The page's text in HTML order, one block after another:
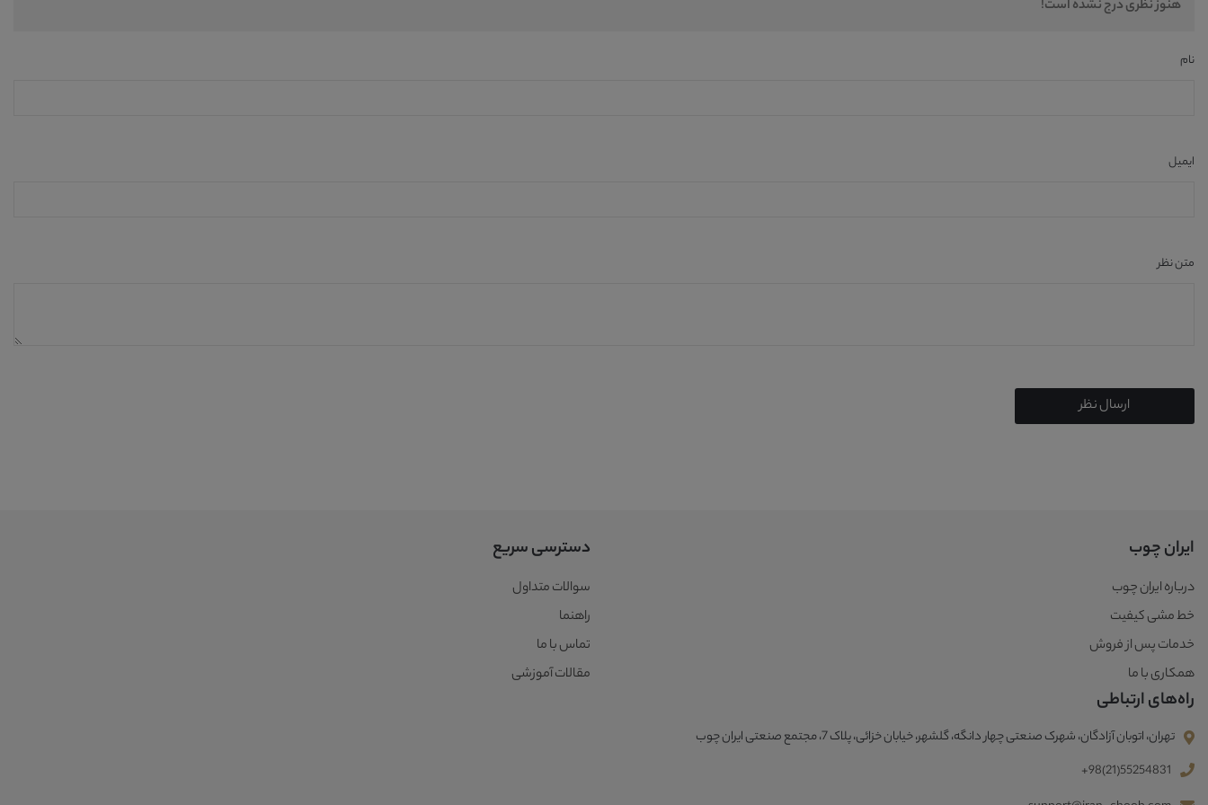
هنوز نظری درج نشده است!
نام
ایمیل
متن نظر
ارسال نظر
ایران چوب
درباره ایران چوب
خط مشی کیفیت
خدمات پس از فروش
همکاری با ما
دسترسی سریع
سوالات متداول
راهنما
تماس با ما
مقالات آموزشی
راه‌های ارتباطی
تهران، اتوبان آزادگان، شهرک صنعتی چهار دانگه، گلشهر، خیابان خزائی، پلاک 7، مجتمع صنعتی ایران چوب
+98(21)55254831